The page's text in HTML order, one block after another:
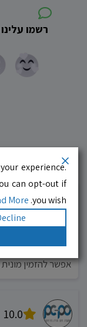
רשמו
עסקים
10.0
מוניות רחובות
אפשר להזמין מונית
10.0
experience.
can opt-out if
you wish.
More